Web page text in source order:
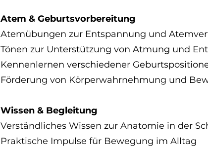
Atem & Geburtsvorbereitung
Atemübungen zur Entspannung und
Tönen zur Unterstützung von Atmung und
Kennenlernen verschiedener
Förderung von Körperwahrnehmung und
Wissen & Begleitung
Verständliches Wissen zur Anatomie in der
Praktische Impulse für Bewegung im Alltag